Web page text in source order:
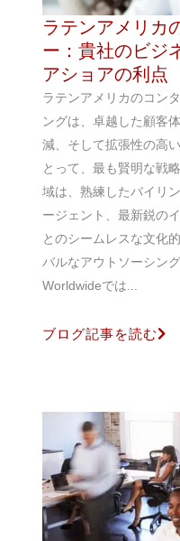
ラテンアメリカ
ー：貴社のビジ
アショアの利点
ラテンアメリカのコン
ングは、卓越した顧客
減、そして拡張性の高
とって、最も賢明な戦
域は、熟練したバイリ
ージェント、最新鋭の
とのシームレスな文化
バルなアウトソーシン
Worldwideでは...
ブログ記事を読む